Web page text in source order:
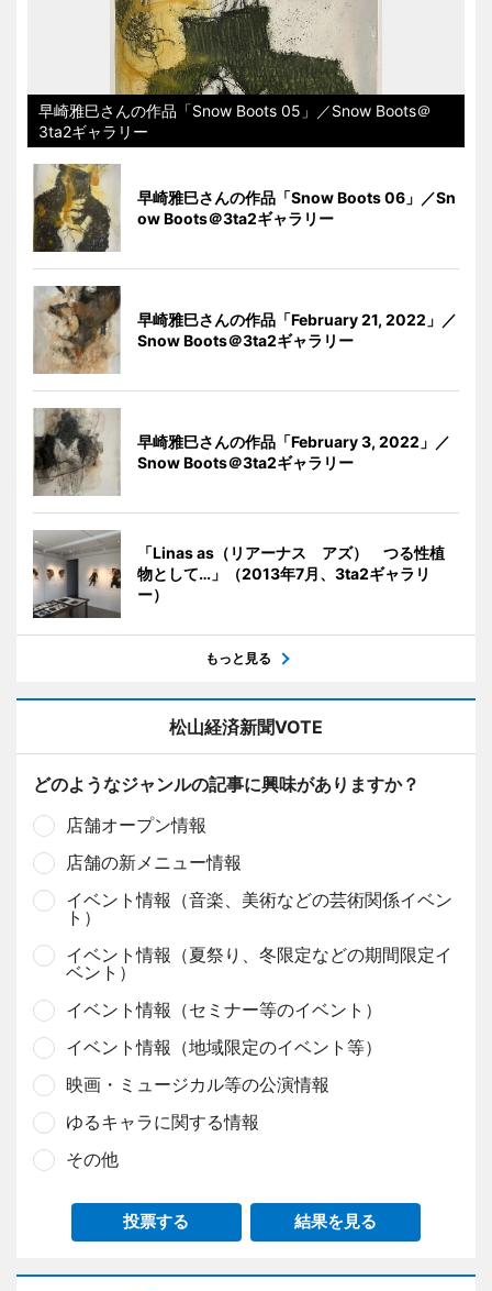
早崎雅巳さんの作品「Snow Boots 05」／Snow Boots＠
3ta2ギャラリー
早崎雅巳さんの作品「Snow Boots 06」／Sn
ow Boots＠3ta2ギャラリー
早崎雅巳さんの作品「February 21, 2022」／
Snow Boots＠3ta2ギャラリー
早崎雅巳さんの作品「February 3, 2022」／
Snow Boots＠3ta2ギャラリー
「Linas as（リアーナス アズ） つる性植
物として…」（2013年7月、3ta2ギャラリ
ー）
もっと見る
松山経済新聞VOTE
どのようなジャンルの記事に興味がありますか？
店舗オープン情報
店舗の新メニュー情報
イベント情報（音楽、美術などの芸術関係イベン
ト）
イベント情報（夏祭り、冬限定などの期間限定イ
ベント）
イベント情報（セミナー等のイベント）
イベント情報（地域限定のイベント等）
映画・ミュージカル等の公演情報
ゆるキャラに関する情報
その他
投票する 結果を見る